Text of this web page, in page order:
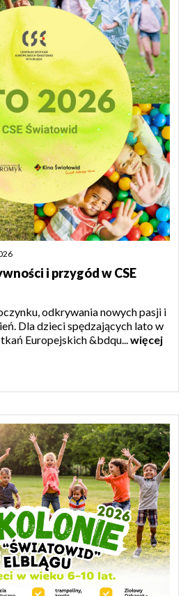
i przygód w CSE
odkrywania nowych pasji i
Dla dzieci spędzających lato w
Europejskich &bdqu...więcej